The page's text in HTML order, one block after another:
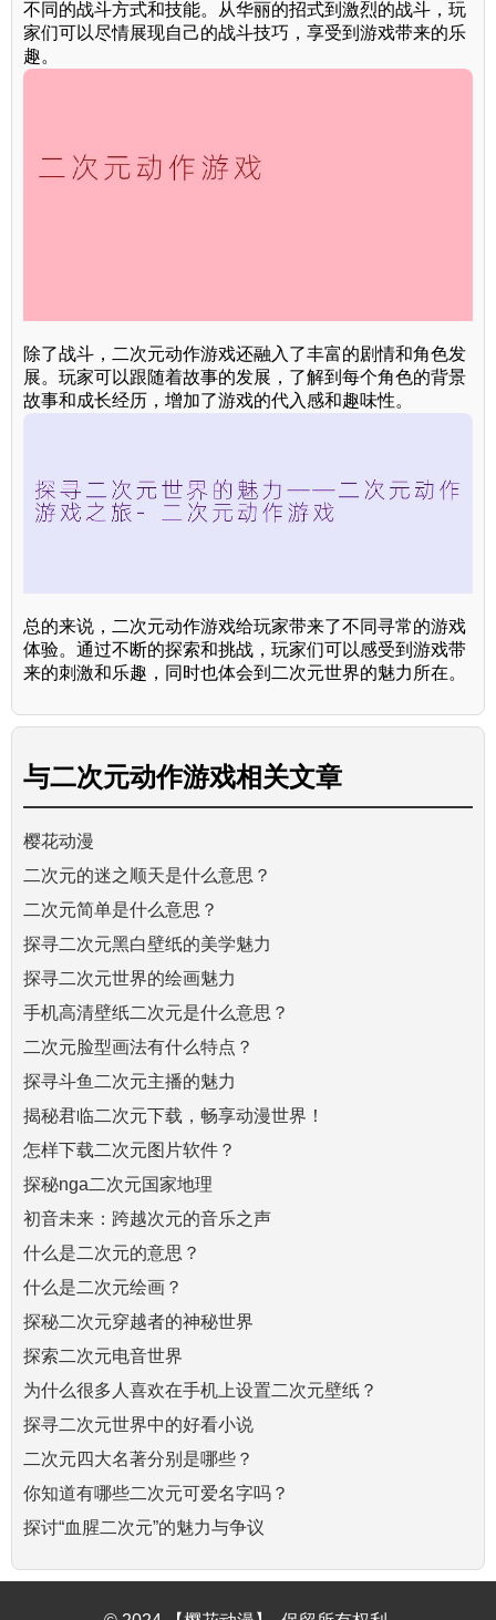
不同的战斗方式和技能。从华丽的招式到激烈的战斗，玩
家们可以尽情展现自己的战斗技巧，享受到游戏带来的乐
趣。
除了战斗，二次元动作游戏还融入了丰富的剧情和角色发
展。玩家可以跟随着故事的发展，了解到每个角色的背景
故事和成长经历，增加了游戏的代入感和趣味性。
总的来说，二次元动作游戏给玩家带来了不同寻常的游戏
体验。通过不断的探索和挑战，玩家们可以感受到游戏带
来的刺激和乐趣，同时也体会到二次元世界的魅力所在。
与二次元动作游戏相关文章
樱花动漫
二次元的迷之顺天是什么意思？
二次元简单是什么意思？
探寻二次元黑白壁纸的美学魅力
探寻二次元世界的绘画魅力
手机高清壁纸二次元是什么意思？
二次元脸型画法有什么特点？
探寻斗鱼二次元主播的魅力
揭秘君临二次元下载，畅享动漫世界！
怎样下载二次元图片软件？
探秘nga二次元国家地理
初音未来：跨越次元的音乐之声
什么是二次元的意思？
什么是二次元绘画？
探秘二次元穿越者的神秘世界
探索二次元电音世界
为什么很多人喜欢在手机上设置二次元壁纸？
探寻二次元世界中的好看小说
二次元四大名著分别是哪些？
你知道有哪些二次元可爱名字吗？
探讨“血腥二次元”的魅力与争议